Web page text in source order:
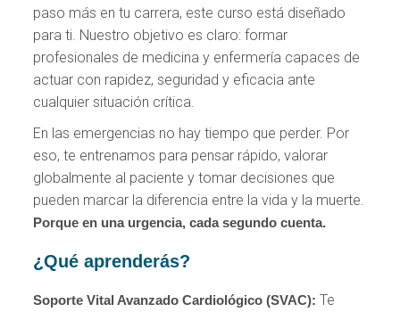
paso más en tu carrera, este curso está diseñado
para ti. Nuestro objetivo es claro: formar
profesionales de medicina y enfermería capaces de
actuar con rapidez, seguridad y eficacia ante
cualquier situación crítica.
En las emergencias no hay tiempo que perder. Por
eso, te entrenamos para pensar rápido, valorar
globalmente al paciente y tomar decisiones que
pueden marcar la diferencia entre la vida y la muerte.
Porque en una urgencia, cada segundo cuenta.
¿Qué aprenderás?
Soporte Vital Avanzado Cardiológico (SVAC):Te